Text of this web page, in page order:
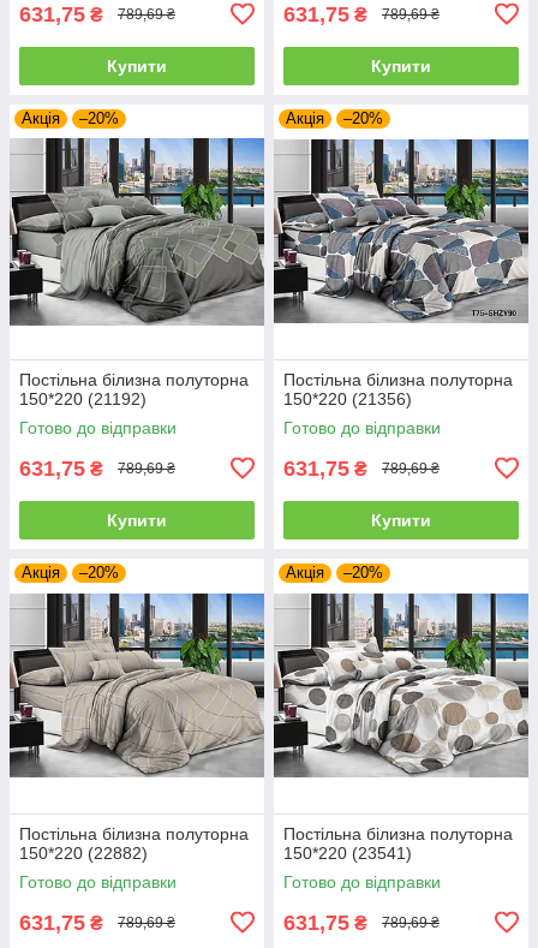
631,75 ₴ 789,69 ₴
Купити
631,75 ₴ 789,69 ₴
Купити
Акція –20%
Постільна білизна полуторна
150*220 (21192)
Готово до відправки
631,75 ₴ 789,69 ₴
Купити
Акція –20%
Постільна білизна полуторна
150*220 (21356)
Готово до відправки
631,75 ₴ 789,69 ₴
Купити
Акція –20%
Постільна білизна полуторна
150*220 (22882)
Готово до відправки
631,75 ₴ 789,69 ₴
Акція –20%
Постільна білизна полуторна
150*220 (23541)
Готово до відправки
631,75 ₴ 789,69 ₴